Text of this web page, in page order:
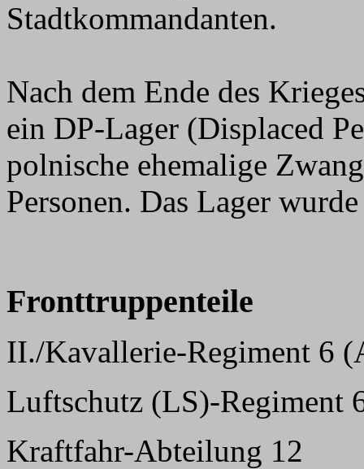
Stadtkommandanten.
Nach dem Ende des
ein DP-Lager (Displaced
polnische ehemalige
Personen. Das Lager
Fronttruppenteile
II./Kavallerie-Regiment 6
Luftschutz (LS)-Regiment
Kraftfahr-Abteilung 12